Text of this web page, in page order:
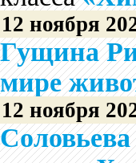
12 ноября
Гущина
мире
12 ноября